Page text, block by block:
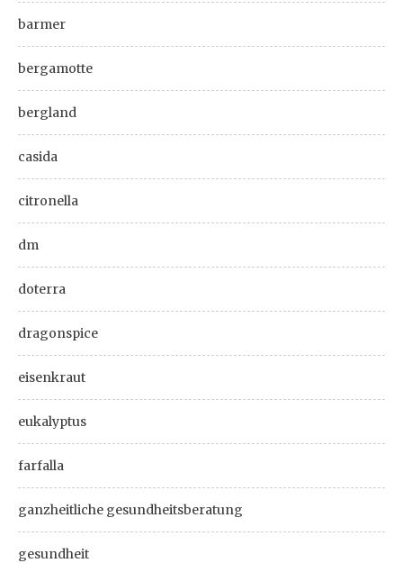
barmer
bergamotte
bergland
casida
citronella
dm
doterra
dragonspice
eisenkraut
eukalyptus
farfalla
ganzheitliche gesundheitsberatung
gesundheit